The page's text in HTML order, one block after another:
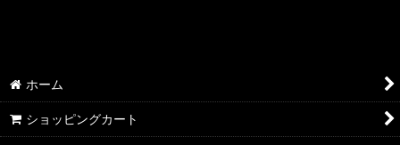
AQP2.0 U/C
AQP2.0 その他
ホーム
ショッピングカート